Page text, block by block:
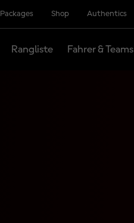
Packages Shop Authentics
Rangliste Fahrer & Teams